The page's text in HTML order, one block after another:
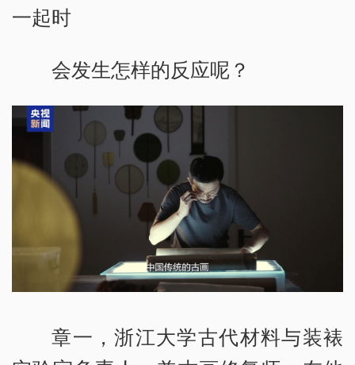
一起时
会发生怎样的反应呢？
章一，浙江大学古代材料与装裱